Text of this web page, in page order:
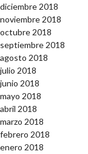
diciembre 2018
noviembre 2018
octubre 2018
septiembre 2018
agosto 2018
julio 2018
junio 2018
mayo 2018
abril 2018
marzo 2018
febrero 2018
enero 2018